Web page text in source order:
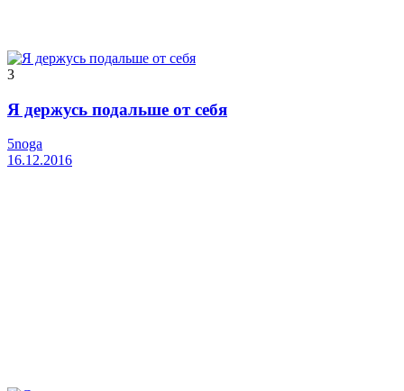
3
Я держусь подальше от себя
5noga
16.12.2016